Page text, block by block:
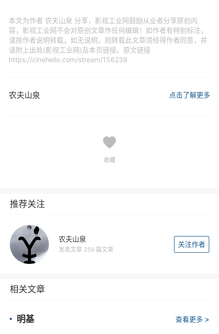
本文为作者 农夫山泉 分享，影视工业网鼓励从业者分享原创内
容，影视工业网不会对原创文章作任何编辑！如作者有特别标注，
请按作者说明转载，如无说明，则转载此文章须经得作者同意，并
请附上出处(影视工业网)及本页链接。原文链接
https://cinehello.com/stream/156238
农夫山泉 点击了解更多
收藏
推荐关注
农夫山泉
发表文章 359 篇文章
关注作者
相关文章
明基 查看更多 >